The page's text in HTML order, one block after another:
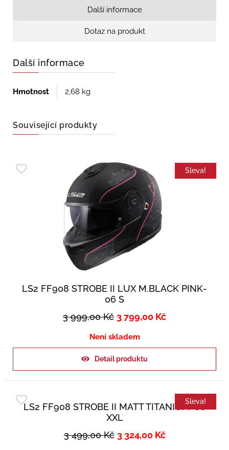
Další informace
Dotaz na produkt
Další informace
Hmotnost 2,68 kg
Související produkty
Sleva!
LS2 FF908 STROBE II LUX M.BLACK PINK-
06 S
3 999,00Kč 3 799,00 Kč
Není skladem
Detail produktu
Sleva!
LS2 FF908 STROBE II MATT TITANIUM-06
XXL
3 499,00Kč 3 324,00 Kč